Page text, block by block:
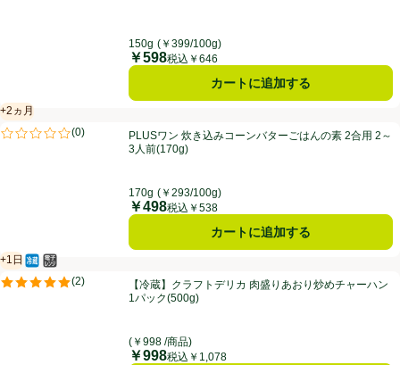
150g (￥399/100g)
価格
￥598税込￥646
カートに追加する
PLUSワン 炊き込みコーンバターごはんの素 2合用 2～3人前(170g)
+2ヵ月
賞味・消費期限保証：2ヵ月
(0)
評価は0件のレビューで5点中0.0点。PLUSワン 炊き込みコーンバターごはんの素 2合用 2～
3人前(170g)
170g (￥293/100g)
価格
￥498税込￥538
カートに追加する
【冷蔵】クラフトデリカ 肉盛りあおり炒めチャーハン 1パック(500g)
+1日
賞味・消費期限保証：1日
冷蔵食品
電子レンジ使用可
(2)
評価は2件のレビューで5点中5.0点。【冷蔵】クラフトデリカ 肉盛りあおり炒めチャーハン
1パック(500g)
(￥998 /商品)
価格
￥998税込￥1,078